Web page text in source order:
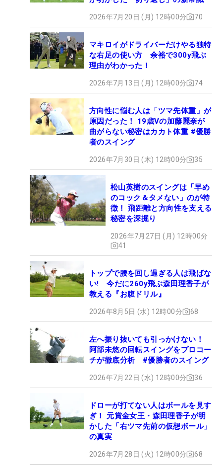
2026年7月20日 (月) 12時00分 70
マキロイがドライバーだけやる独特
な右足の使い方 余裕で300y飛ぶ
理由がわかった！
2026年7月13日 (月) 12時00分 74
方向性に悩む人は「ツマ先体重」が
原因だった！ 19歳Vの加藤麗奈が
曲がらない秘密はカカト体重 #優勝
者のスイング
2026年7月30日 (木) 12時00分 35
松山英樹のスイングは「早め
のコック＆タメない」のが特
徴！ 飛距離と方向性を支える
秘密を深掘り
2026年7月27日 (月) 12時00分
41
トップで腰を回し過ぎる人は飛ばな
い! 今だに260y飛ぶ森田理香子が
教える『お腹ドリル』
2026年8月5日 (水) 12時00分 68
左へ振り抜いても引っかけない！
阿部未悠の回転スイングをプロコー
チが徹底分析 #優勝者のスイング
2026年7月22日 (水) 12時00分 36
ドローが打てない人はボールを見す
ぎ！ 元賞金女王・森田理香子が明
かした「右ツマ先前の仮想ボール」
の真実
2026年7月28日 (火) 12時00分 68